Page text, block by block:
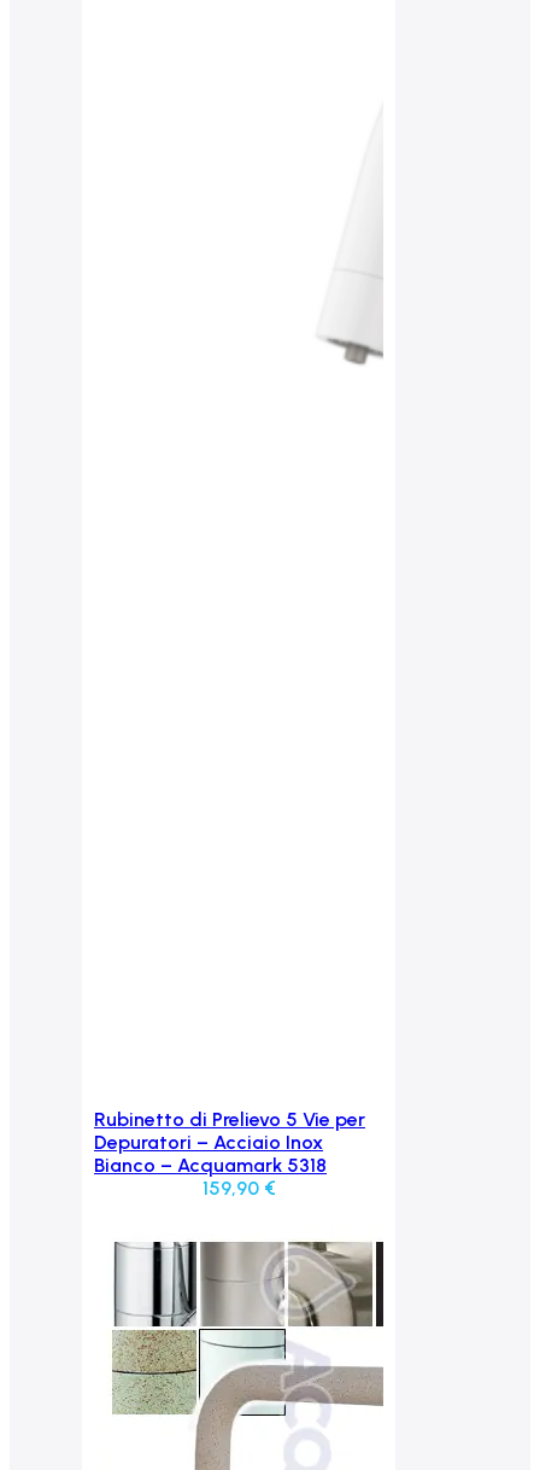
Aggiungi al carrello
Rubinetto di Prelievo 5 Vie per
Depuratori – Acciaio Inox
Bianco – Acquamark 5318
159,90 €